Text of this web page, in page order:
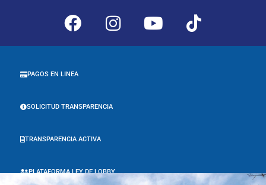
PLATAFORMA LEY DE LOBBY
TRANSPARENCIA ACTIVA
SOLICITUD TRANSPARENCIA
PAGOS EN LINEA